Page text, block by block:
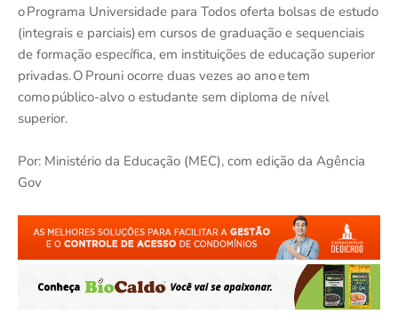
o Programa Universidade para Todos oferta bolsas de estudo
(integrais e parciais) em cursos de graduação e sequenciais
de formação específica, em instituições de educação superior
privadas. O Prouni ocorre duas vezes ao ano e tem
como público-alvo o estudante sem diploma de nível
superior.
Por: Ministério da Educação (MEC), com edição da Agência
Gov